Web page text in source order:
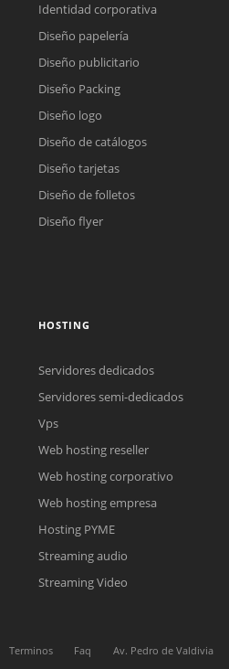
online
un correo electrónico con el enlace a
Cotización
contactaremos a la brevedad.
Chat Online
fuera de línea. Complete el formulario
con sus datos personales.
Identidad corporativa
Diseño papelería
Diseño publicitario
Diseño Packing
Diseño logo
Diseño de catálogos
Diseño tarjetas
Diseño de folletos
Diseño flyer
HOSTING
Servidores dedicados
Servidores semi-dedicados
Vps
Web hosting reseller
Web hosting corporativo
Web hosting empresa
Hosting PYME
Streaming audio
Streaming Video
Terminos Faq
Av. Pedro de Valdivia